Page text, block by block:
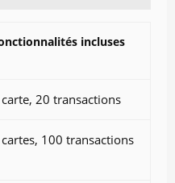
incluses
20 transactions
100 transactions